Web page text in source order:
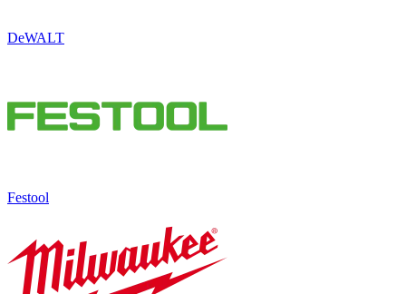
DeWALT
Festool